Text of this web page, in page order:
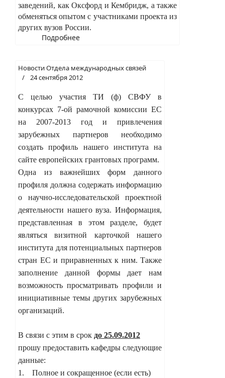
заведений, как Оксфорд и Кембридж, а также
обменяться опытом с участниками проекта из
других вузов России.
Подробнее
Новости Отдела международных связей
24 сентября 2012
С целью участия ТИ (ф) СВФУ в
конкурсах 7-ой рамочной комиссии ЕС
на 2007-2013 год и привлечения
зарубежных партнеров необходимо
создать профиль нашего института на
сайте европейских грантовых программ.
Одна из важнейших форм данного
профиля должна содержать информацию
о научно-исследовательской проектной
деятельности нашего вуза. Информация,
представленная в этом разделе, будет
являться визитной карточкой нашего
института для потенциальных партнеров
стран ЕС и приравненных к ним. Также
заполнение данной формы дает нам
возможность просматривать профили и
инициативные темы других зарубежных
организаций.
В связи с этим в срок до 25.09.2012
прошу предоставить кафедры следующие
данные:
1. Полное и сокращенное (если есть)